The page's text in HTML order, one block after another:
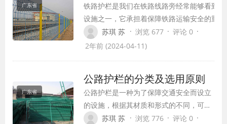
广东省
铁路护栏是我们在铁路线路旁经常能够看到的
设施之一，它承担着保障铁路运输安全的重要
责任。铁路护栏的设置不仅可以有效隔离铁路
线路与周边环境，保障旅客和周边居民的生命
作用和保障措施进行探讨。
苏琪 苏 · 浏览 677 · 评论 0 ·
2年前 (2024-04-11)
广东省
公路护栏的分类及选用原则
公路护栏是一种为了保障交通安全而设立
的设施，根据其材质和形式的不同，可以
分为多种类型。在选用公路护栏时，我们
苏琪 苏 · 浏览 776 · 评论 0 ·